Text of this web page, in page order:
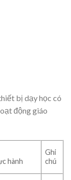
bị dạy học có
động giáo
hành
Ghi
chú